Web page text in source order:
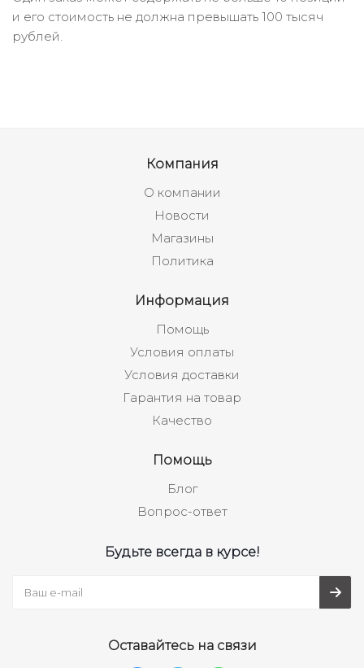
и его стоимость не должна превышать 100 тысяч
рублей.
Компания
О компании
Новости
Магазины
Политика
Информация
Помощь
Условия оплаты
Условия доставки
Гарантия на товар
Качество
Помощь
Блог
Вопрос-ответ
Будьте всегда в курсе!
Оставайтесь на связи